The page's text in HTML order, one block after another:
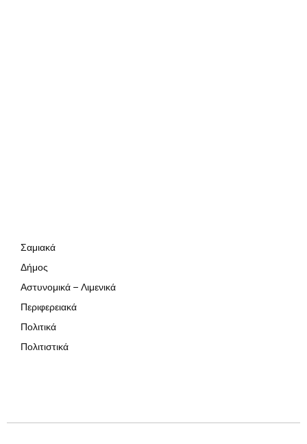
Σαμιακά
Δήμος
Αστυνομικά – Λιμενικά
Περιφερειακά
Πολιτικά
Πολιτιστικά